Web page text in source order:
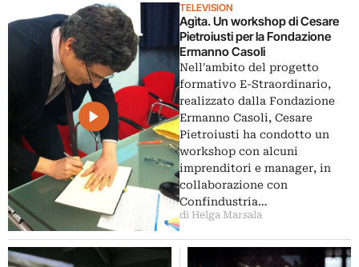
TELEVISION
Agìta. Un workshop di Cesare
Pietroiusti per la Fondazione
Ermanno Casoli
Nell'ambito del progetto
formativo E-Straordinario,
realizzato dalla Fondazione
Ermanno Casoli, Cesare
Pietroiusti ha condotto un
workshop con alcuni
imprenditori e manager, in
collaborazione con
Confindustria…
di Helga Marsala